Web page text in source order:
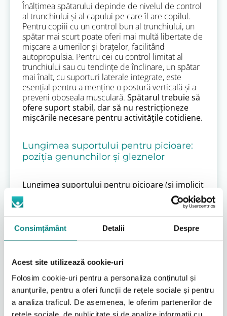
Consimțământ Detalii Despre
Acest site utilizează cookie-uri
Folosim cookie-uri pentru a personaliza conținutul și
anunțurile, pentru a oferi funcții de rețele sociale și pentru
a analiza traficul. De asemenea, le oferim partenerilor de
Înălțimea spătarului depinde de nivelul de control
al trunchiului și al capului pe care îl are copilul.
Pentru copiii cu un control bun al trunchiului, un
spătar mai scurt poate oferi mai multă libertate de
mișcare a umerilor și brațelor, facilitând
autopropulsia. Pentru cei cu control limitat al
trunchiului sau cu tendințe de înclinare, un spătar
mai înalt, cu suporturi laterale integrate, este
esențial pentru a menține o postură verticală și a
preveni oboseala musculară. Spătarul trebuie să
ofere suport stabil, dar să nu restricționeze
mișcările necesare pentru activitățile cotidiene.
Lungimea suportului pentru picioare:
poziția genunchilor și gleznelor
Lungimea suportului pentru picioare (și implicit
înălțimea acestuia față de sol) este vitală pentru
poziția corectă a genunchilor și a gleznelor.
Picioarele copilului trebuie să fie sprijinite
complet, cu genunchii la un unghi de aproximativ
90 de grade. Uneori, este necesar chiar mai acut în
Suporturile prea înalte pot ridica coapsele de pe
șezut, creând puncte de presiune, în timp ce cele
prea scurte pot forța genunchii într-o poziție
incomodă și instabilă. Reglabilitatea acestora este,
de asemenea, crucială pentru creștere.